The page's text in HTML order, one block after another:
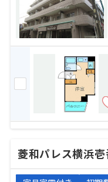
菱和パレス横浜